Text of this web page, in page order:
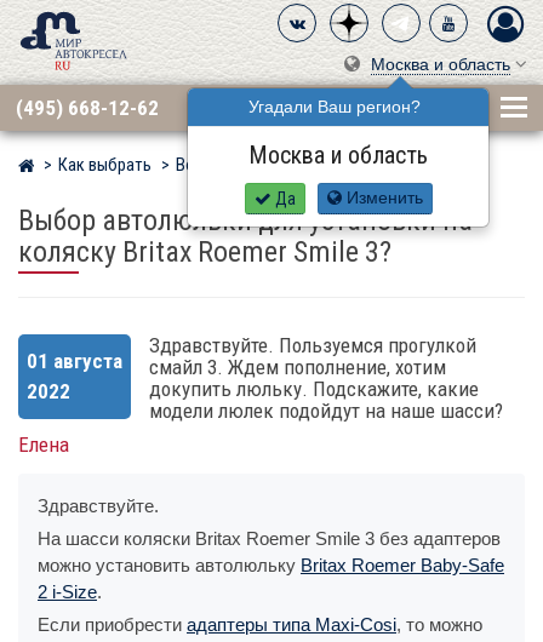
Москва и область
Угадали Ваш регион?
Москва и область
Да Изменить
(495) 668-12-62
Мир детских автокресел
Как выбрать Вопросы
Выбор автолюльки для установки на
коляску Britax Roemer Smile 3?
01 августа
2022
Здравствуйте. Пользуемся прогулкой
смайл 3. Ждем пополнение, хотим
докупить люльку. Подскажите, какие
модели люлек подойдут на наше шасси?
Елена
Здравствуйте.
На шасси коляски Britax Roemer Smile 3 без адаптеров
можно установить автолюльку Britax Roemer Baby-Safe
2 i-Size.
Если приобрести адаптеры типа Maxi-Cosi, то можно